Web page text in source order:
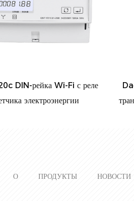
Wi-Fi с реле
Dac7321c-
НОВОСТИ
ПРОДУКТЫ
О